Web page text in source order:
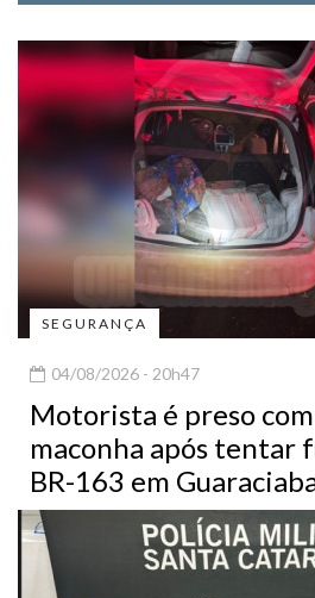
SEGURANÇA
04/08/2026 - 20h47
Motorista é preso
maconha após tentar
BR-163 em